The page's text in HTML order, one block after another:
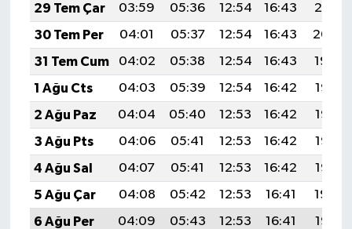
29 Tem Çar
03:59 05:36 12:54 16:43
20:01
30 Tem Per
04:01 05:37 12:54 16:43
20:00
31 Tem Cum
04:02 05:38 12:54 16:43
19:59
1 Ağu Cts
04:03 05:39 12:54 16:42
19:58
2 Ağu Paz
04:04 05:40 12:53 16:42
19:57
3 Ağu Pts
04:06 05:41 12:53 16:42
19:56
4 Ağu Sal
04:07 05:41 12:53 16:42
19:55
5 Ağu Çar
04:08 05:42 12:53 16:41
19:54
6 Ağu Per
04:09 05:43 12:53 16:41
19:53